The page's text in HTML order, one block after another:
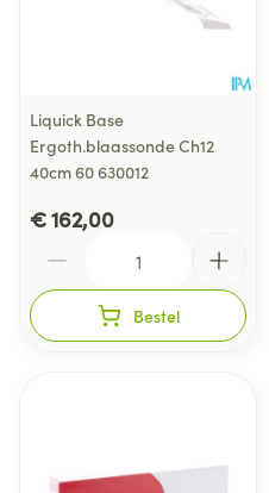
Liquick Base
Ergoth.blaassonde Ch12
40cm 60 630012
€ 162,00
Bestel